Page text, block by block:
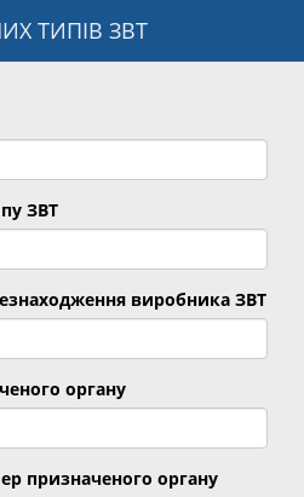
ТИПІВ ЗВТ
ЗВТ
виробника ЗВТ
органу
призначеного органу